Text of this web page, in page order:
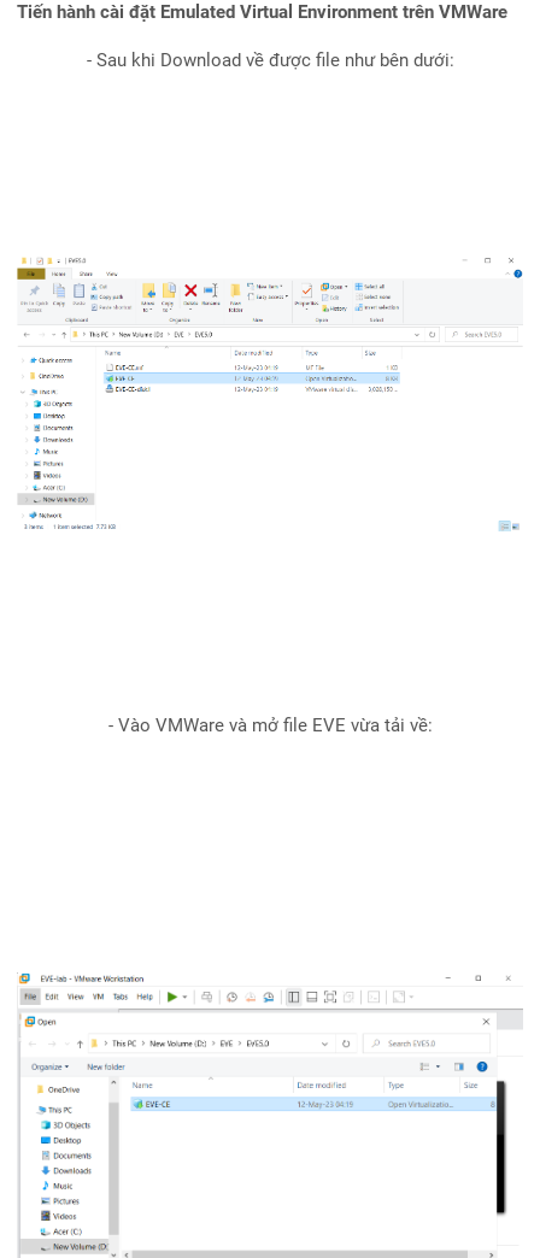
Tiến hành cài đặt Emulated Virtual Environment trên VMWare
- Sau khi Download về được file như bên dưới:
- Vào VMWare và mở file EVE vừa tải về: